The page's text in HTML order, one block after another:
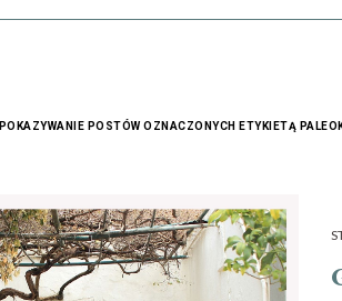
POKAZYWANIE POSTÓW OZNACZONYCH ETYKIETĄ